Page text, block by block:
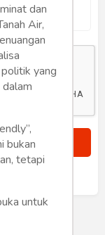
dan
Air,
yang
bukan
tetapi
untuk